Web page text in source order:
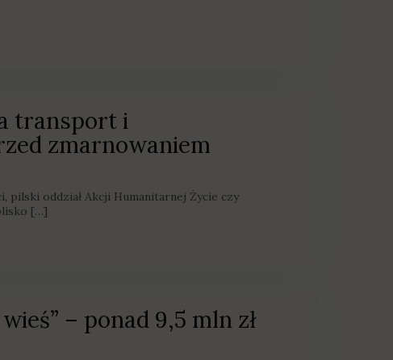
transport i
zmarnowaniem
pilski oddział Akcji Humanitarnej Życie czy
[…]
– ponad 9,5 mln zł